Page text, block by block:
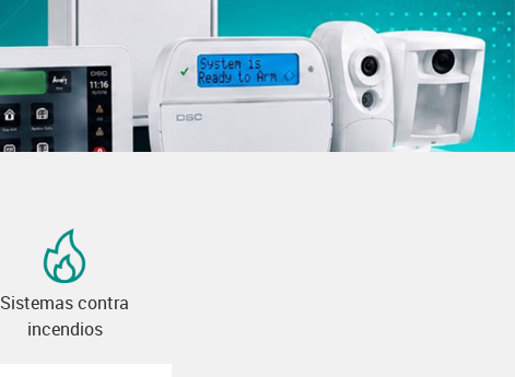
Sistemas contra
incendios